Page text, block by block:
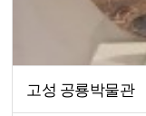
고성 공룡박물관